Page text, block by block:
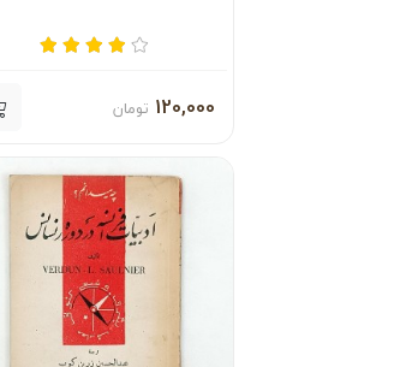
120,000 تومان